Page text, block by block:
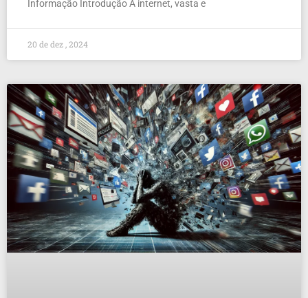
Informação Introdução A internet, vasta e
20 de dez , 2024